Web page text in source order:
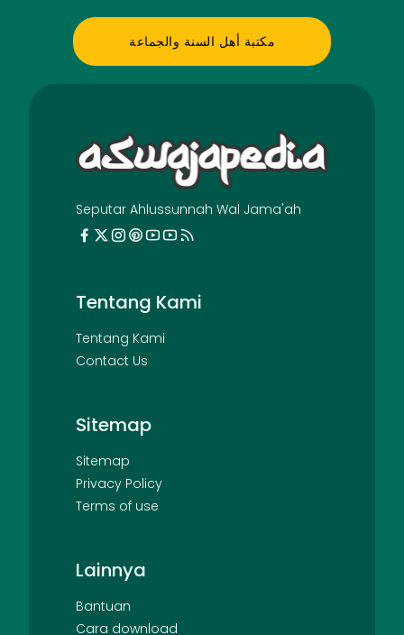
مكتبة أهل السنة والجماعة
Seputar Ahlussunnah Wal Jama'ah
Tentang Kami
Tentang Kami
Contact Us
Sitemap
Sitemap
Privacy Policy
Terms of use
Lainnya
Bantuan
Cara download